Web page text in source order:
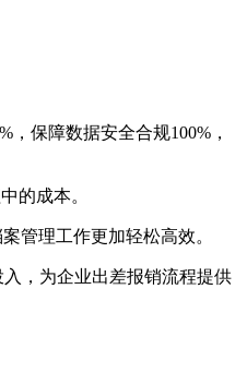
保障数据安全合规100%，
的成本。
管理工作更加轻松高效。
，为企业出差报销流程提供